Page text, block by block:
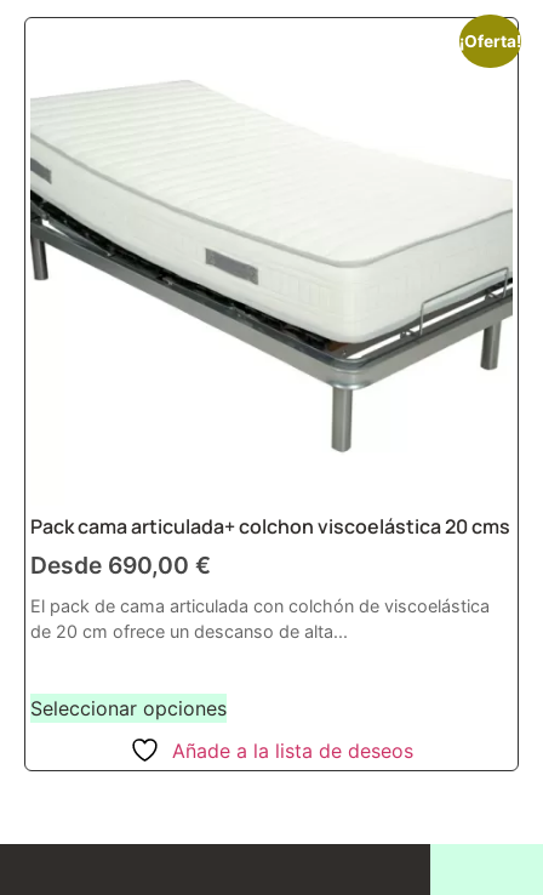
¡Oferta!
Pack cama articulada+ colchon viscoelástica 20 cms
Desde 690,00 €
El pack de cama articulada con colchón de viscoelástica
de 20 cm ofrece un descanso de alta...
Seleccionar opciones
Añade a la lista de deseos